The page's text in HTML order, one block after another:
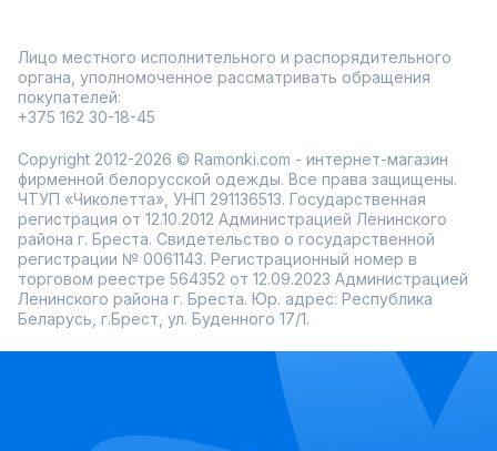
Лицо местного исполнительного и распорядительного
органа, уполномоченное рассматривать обращения
покупателей:
+375 162 30-18-45
Copyright 2012-2026 © Ramonki.com - интернет-магазин
фирменной белорусской одежды. Все права защищены.
ЧТУП «Чиколетта», УНП 291136513. Государственная
регистрация от 12.10.2012 Администрацией Ленинского
района г. Бреста. Свидетельство о государственной
регистрации № 0061143. Регистрационный номер в
торговом реестре 564352 от 12.09.2023 Администрацией
Ленинского района г. Бреста. Юр. адрес: Республика
Беларусь, г.Брест, ул. Буденного 17/1.